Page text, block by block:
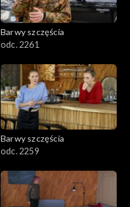
Barwy szczęścia
odc. 2261
Barwy szczęścia
odc. 2259